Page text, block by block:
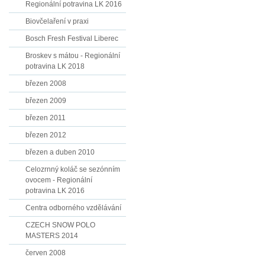
Regionální potravina LK 2016
Biovčelaření v praxi
Bosch Fresh Festival Liberec
Broskev s mátou - Regionální
potravina LK 2018
březen 2008
březen 2009
březen 2011
březen 2012
březen a duben 2010
Celozrnný koláč se sezónním
ovocem - Regionální
potravina LK 2016
Centra odborného vzdělávání
CZECH SNOW POLO
MASTERS 2014
červen 2008